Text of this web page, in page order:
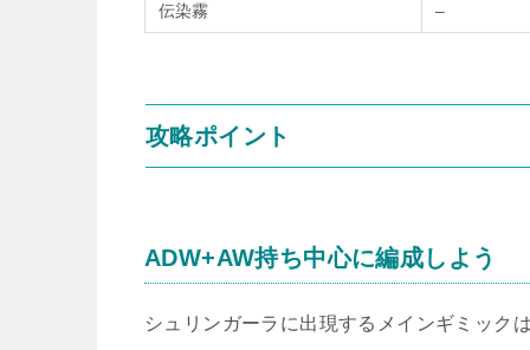
伝染霧 –
攻略ポイント
ADW+AW持ち中心に編成しよう
シュリンガーラに出現するメインギミック